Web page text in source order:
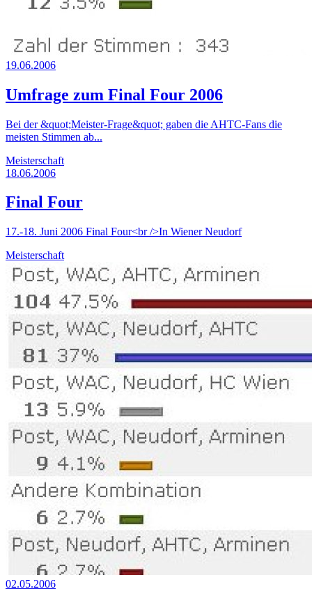
19.06.2006
Umfrage zum Final Four 2006
Bei der &quot;Meister-Frage&quot; gaben die AHTC-Fans die
meisten Stimmen ab...
Meisterschaft
18.06.2006
Final Four
17.-18. Juni 2006 Final Four<br />In Wiener Neudorf
Meisterschaft
02.05.2006